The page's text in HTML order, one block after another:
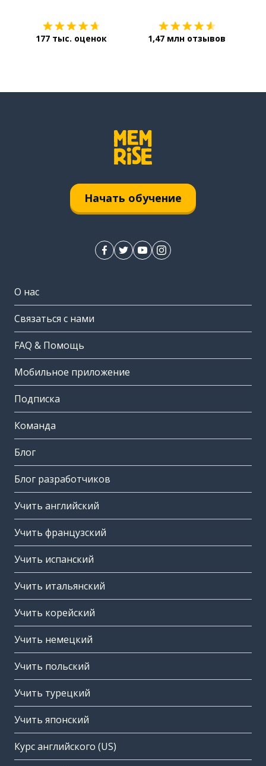
177 тыс. оценок 1,47 млн отзывов
Начать обучение
О нас
Связаться с нами
FAQ & Помощь
Мобильное приложение
Подписка
Команда
Блог
Блог разработчиков
Учить английский
Учить французский
Учить испанский
Учить итальянский
Учить корейский
Учить немецкий
Учить польский
Учить турецкий
Учить японский
Курс английского (US)